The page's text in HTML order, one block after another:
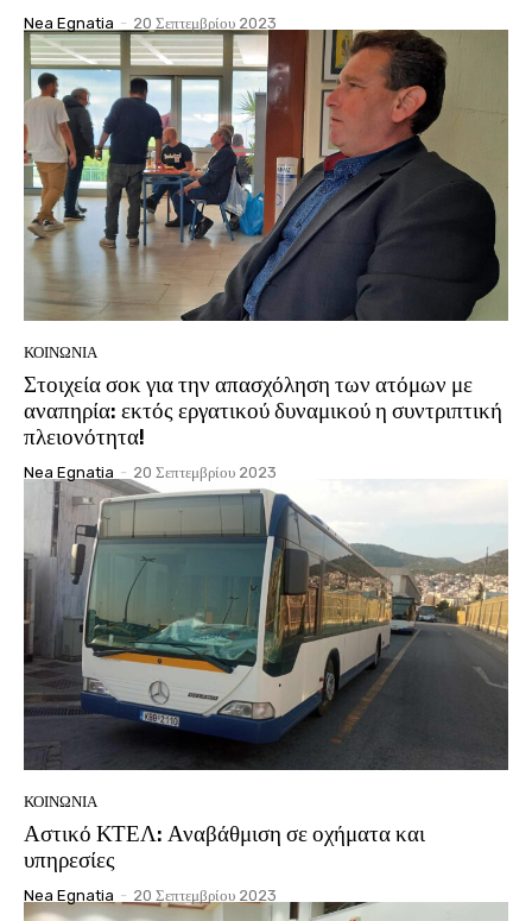
Nea Egnatia - 20 Σεπτεμβρίου 2023
ΚΟΙΝΩΝΊΑ
Στοιχεία σοκ για την απασχόληση των ατόμων με
αναπηρία: εκτός εργατικού δυναμικού η συντριπτική
πλειονότητα!
Nea Egnatia - 20 Σεπτεμβρίου 2023
ΚΟΙΝΩΝΊΑ
Αστικό ΚΤΕΛ: Αναβάθμιση σε οχήματα και
υπηρεσίες
Nea Egnatia - 20 Σεπτεμβρίου 2023